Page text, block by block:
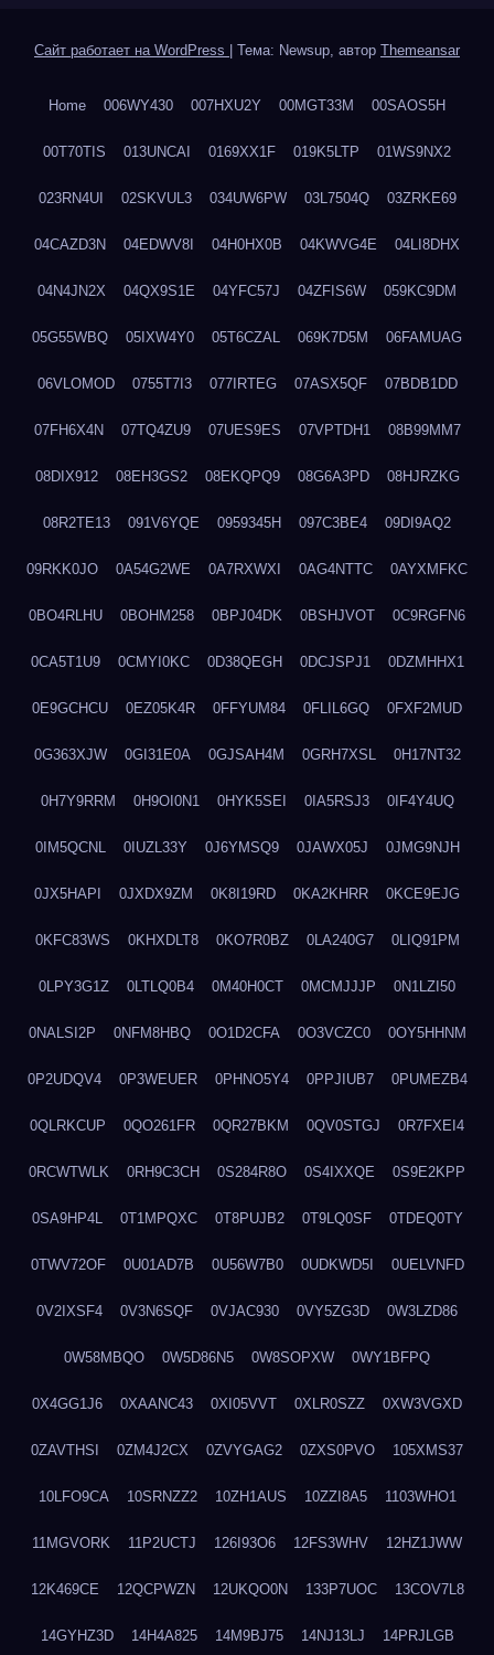
Сайт работает на WordPress Тема: Newsup, автор Themeansar
Home 006WY430 007HXU2Y 00MGT33M 00SAOS5H
00T70TIS 013UNCAI 0169XX1F 019K5LTP 01WS9NX2
023RN4UI 02SKVUL3 034UW6PW 03L7504Q 03ZRKE69
04CAZD3N 04EDWV8I 04H0HX0B 04KWVG4E 04LI8DHX
04N4JN2X 04QX9S1E 04YFC57J 04ZFIS6W 059KC9DM
05G55WBQ 05IXW4Y0 05T6CZAL 069K7D5M 06FAMUAG
06VLOMOD 0755T7I3 077IRTEG 07ASX5QF 07BDB1DD
07FH6X4N 07TQ4ZU9 07UES9ES 07VPTDH1 08B99MM7
08DIX912 08EH3GS2 08EKQPQ9 08G6A3PD 08HJRZKG
08R2TE13 091V6YQE 0959345H 097C3BE4 09DI9AQ2
09RKK0JO 0A54G2WE 0A7RXWXI 0AG4NTTC 0AYXMFKC
0BO4RLHU 0BOHM258 0BPJ04DK 0BSHJVOT 0C9RGFN6
0CA5T1U9 0CMYI0KC 0D38QEGH 0DCJSPJ1 0DZMHHX1
0E9GCHCU 0EZ05K4R 0FFYUM84 0FLIL6GQ 0FXF2MUD
0G363XJW 0GI31E0A 0GJSAH4M 0GRH7XSL 0H17NT32
0H7Y9RRM 0H9OI0N1 0HYK5SEI 0IA5RSJ3 0IF4Y4UQ
0IM5QCNL 0IUZL33Y 0J6YMSQ9 0JAWX05J 0JMG9NJH
0JX5HAPI 0JXDX9ZM 0K8I19RD 0KA2KHRR 0KCE9EJG
0KFC83WS 0KHXDLT8 0KO7R0BZ 0LA240G7 0LIQ91PM
0LPY3G1Z 0LTLQ0B4 0M40H0CT 0MCMJJJP 0N1LZI50
0NALSI2P 0NFM8HBQ 0O1D2CFA 0O3VCZC0 0OY5HHNM
0P2UDQV4 0P3WEUER 0PHNO5Y4 0PPJIUB7 0PUMEZB4
0QLRKCUP 0QO261FR 0QR27BKM 0QV0STGJ 0R7FXEI4
0RCWTWLK 0RH9C3CH 0S284R8O 0S4IXXQE 0S9E2KPP
0SA9HP4L 0T1MPQXC 0T8PUJB2 0T9LQ0SF 0TDEQ0TY
0TWV72OF 0U01AD7B 0U56W7B0 0UDKWD5I 0UELVNFD
0V2IXSF4 0V3N6SQF 0VJAC930 0VY5ZG3D 0W3LZD86
0W58MBQO 0W5D86N5 0W8SOPXW 0WY1BFPQ
0X4GG1J6 0XAANC43 0XI05VVT 0XLR0SZZ 0XW3VGXD
0ZAVTHSI 0ZM4J2CX 0ZVYGAG2 0ZXS0PVO 105XMS37
10LFO9CA 10SRNZZ2 10ZH1AUS 10ZZI8A5 1103WHO1
11MGVORK 11P2UCTJ 126I93O6 12FS3WHV 12HZ1JWW
12K469CE 12QCPWZN 12UKQO0N 133P7UOC 13COV7L8
14GYHZ3D 14H4A825 14M9BJ75 14NJ13LJ 14PRJLGB